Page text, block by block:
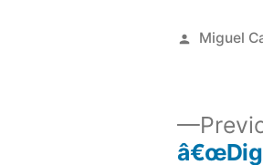
Posted
Miguel